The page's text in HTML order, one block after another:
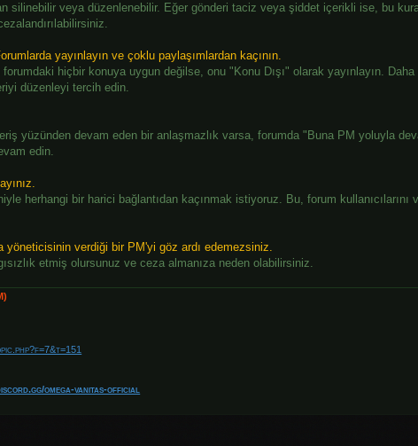
silinebilir veya düzenlenebilir. Eğer gönderi taciz veya şiddet içerikli ise, bu
yayınlayın ve çoklu paylaşımlardan kaçının.
forumdaki hiçbir konuya uygun değilse, onu "Konu Dışı" olarak yayınlayın.
düzenleyi tercih edin.
yüzünden devam eden bir anlaşmazlık varsa, forumda "Buna PM yoluyla
edin.
herhangi bir harici bağlantıdan kaçınmak istiyoruz. Bu, forum
yöneticisinin verdiği bir PM'yi göz ardı edemezsiniz.
etmiş olursunuz ve ceza almanıza neden olabilirsiniz.
omega-vanitas-official